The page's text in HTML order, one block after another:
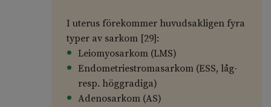
I uterus förekommer huvudsakligen fyra
typer av sarkom [29]:
Leiomyosarkom (LMS)
Endometriestromasarkom (ESS, låg-
resp. höggradiga)
Adenosarkom (AS)